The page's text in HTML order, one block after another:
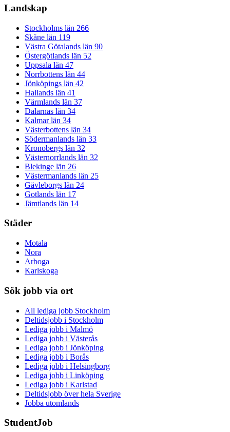
Landskap
Stockholms län 266
Skåne län 119
Västra Götalands län 90
Östergötlands län 52
Uppsala län 47
Norrbottens län 44
Jönköpings län 42
Hallands län 41
Värmlands län 37
Dalarnas län 34
Kalmar län 34
Västerbottens län 34
Södermanlands län 33
Kronobergs län 32
Västernorrlands län 32
Blekinge län 26
Västermanlands län 25
Gävleborgs län 24
Gotlands län 17
Jämtlands län 14
Städer
Motala
Nora
Arboga
Karlskoga
Sök jobb via ort
All lediga jobb Stockholm
Deltidsjobb i Stockholm
Lediga jobb i Malmö
Lediga jobb i Västerås
Lediga jobb i Jönköping
Lediga jobb i Borås
Lediga jobb i Helsingborg
Lediga jobb i Linköping
Lediga jobb i Karlstad
Deltidsjobb över hela Sverige
Jobba utomlands
StudentJob